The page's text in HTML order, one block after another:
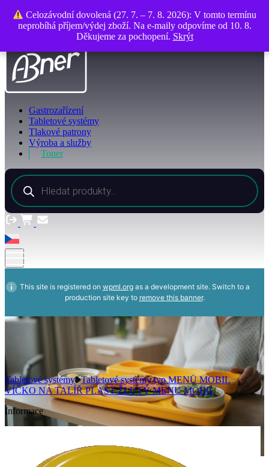
O společnosti
Kontakty
Gastrozařízení
Tabletové systémy
Tlakové patrony
Výroba a služby
Toner
Products
search
Celozávodní dovolená (27. 7. – 7. 8. 2026): V tomto termínu
neprobíhá příjem/výdej zboží. Na e-maily odpovíme od 10. 8.
Děkujeme za pochopení. Skrýt
This site is registered on wpml.orgas a development site. Switch to a
production site key to remove this banner.
Tabletové systémy Tabletové systémy typ MENÜ MOBIL
VÍČKO NA TALÍŘ PLAST ŽLUTÝ MENU MOBIL
Informace
Celozávodní dovolená (27. 7. – 7. 8. 2026): V tomto termínu
neprobíhá příjem/výdej zboží. Na e-maily odpovíme od 10. 8.
Děkujeme za pochopení. Skrýt